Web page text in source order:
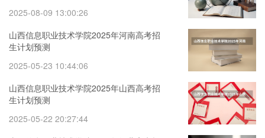
2025-08-09 13:00:26
山西信息职业技术学院2025年河南高考招
生计划预测
2025-05-23 10:44:06
山西信息职业技术学院2025年山西高考招
生计划预测
2025-05-22 20:27:44